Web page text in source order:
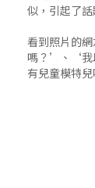
似，引起了話
看到照片的
嗎？’、‘我
有兒童模特